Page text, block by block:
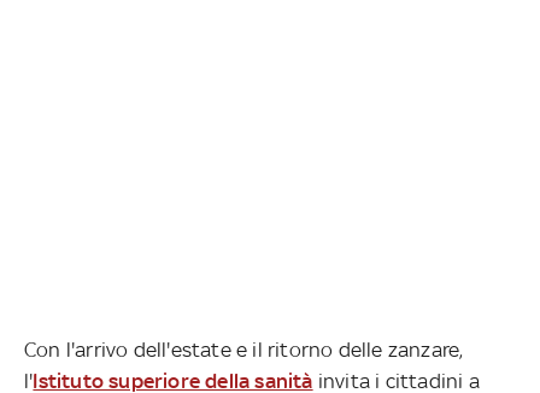
Con l'arrivo dell'estate e il ritorno delle zanzare,
l'Istituto superiore della sanità invita i cittadini a